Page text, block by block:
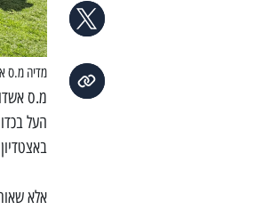
מדיה מ.ס
מ.ס
אלא